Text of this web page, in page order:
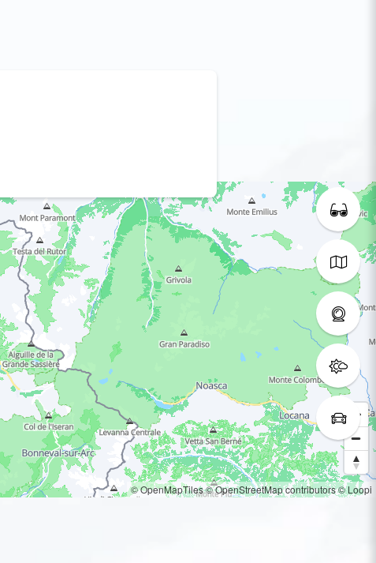
© OpenMapTiles© OpenStreetMap contributors© Loopi